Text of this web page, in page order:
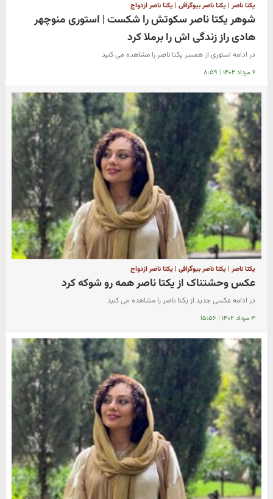
یکتا ناصر | یکتا ناصر بیوگرافی | یکتا ناصر ازدواج
شوهر یکتا ناصر سکوتش را شکست | استوری منوچهر
هادی راز زندگی اش را برملا کرد
در ادامه استوری از همسر یکتا ناصر را مشاهده می کنید
۶ مرداد ۱۴۰۲ | ۸:۵۹
یکتا ناصر | یکتا ناصر بیوگرافی | یکتا ناصر ازدواج
عکس وحشتناک از یکتا ناصر همه رو شوکه کرد
در ادامه عکسی جدید از یکتا ناصر را مشاهده می کنید
۳ مرداد ۱۴۰۲ | ۱۵:۵۶